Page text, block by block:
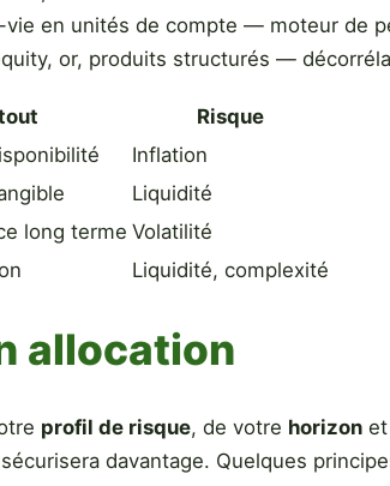
vie en unités de compte — moteur de
or, produits structurés —
Risque
Inflation
Liquidité
long terme Volatilité
Liquidité, complexité
allocation
profil de risque, de votre horizon
davantage. Quelques